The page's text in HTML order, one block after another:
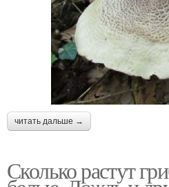
читать дальше →
Сколько растут